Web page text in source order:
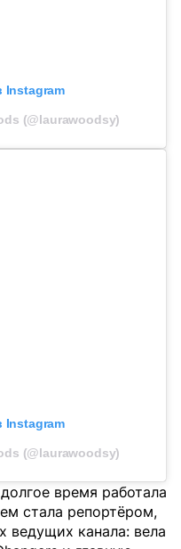
Instagram
(@laurawoodsy)
Instagram
(@laurawoodsy)
время работала
стала репортёром,
ведущих канала: вела